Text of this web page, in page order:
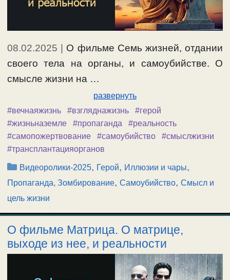
08.02.2025 | О фильме Семь жизней, отдании
своего тела на органы, и самоубийстве. О
смысле жизни на …
развернуть
#вечнаяжизнь
#взгляднажизнь
#герой
#жизньназемле
#пропаганда
#реальность
#самопожертвование
#самоубийство
#смыслжизни
#трансплантацияорганов
Рубрики
Видеоролики-2025, Герой, Иллюзии и чары,
Пропаганда, Зомбирование, Самоубийство, Смысл и
цель жизни
О фильме Матрица. О матрице,
выходе из нее, и реальности